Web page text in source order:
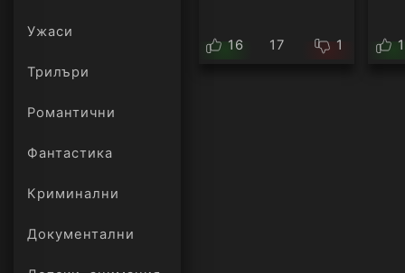
Ужаси
Трилъри
онлайн
Романтични
Фантастика
Криминални
Документални
16 17 1